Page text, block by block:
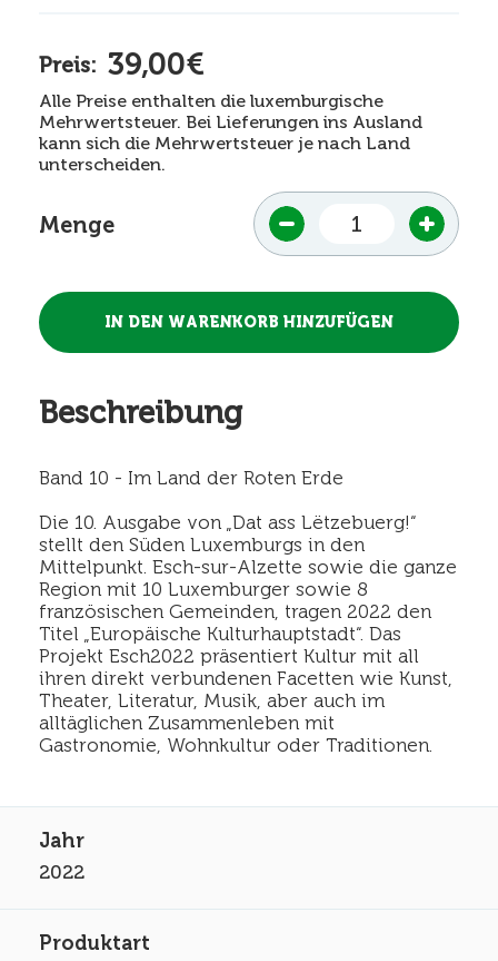
Preis: 39,00€
Alle Preise enthalten die luxemburgische
Mehrwertsteuer. Bei Lieferungen ins Ausland
kann sich die Mehrwertsteuer je nach Land
unterscheiden.
Menge
Beschreibung
Band 10 - Im Land der Roten Erde
Die 10. Ausgabe von „Dat ass Lëtzebuerg!“
stellt den Süden Luxemburgs in den
Mittelpunkt. Esch-sur-Alzette sowie die ganze
Region mit 10 Luxemburger sowie 8
französischen Gemeinden, tragen 2022 den
Titel „Europäische Kulturhauptstadt“. Das
Projekt Esch2022 präsentiert Kultur mit all
ihren direkt verbundenen Facetten wie Kunst,
Theater, Literatur, Musik, aber auch im
alltäglichen Zusammenleben mit
Gastronomie, Wohnkultur oder Traditionen.
2022